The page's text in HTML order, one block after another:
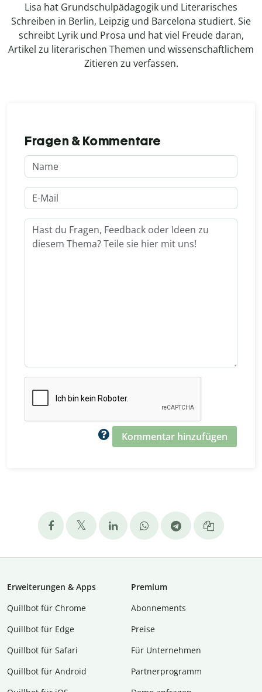
Lisa hat Grundschulpädagogik und Literarisches
Schreiben in Berlin, Leipzig und Barcelona studiert. Sie
schreibt Lyrik und Prosa und hat viel Freude daran,
Artikel zu literarischen Themen und wissenschaftlichem
Zitieren zu verfassen.
Fragen & Kommentare
Kommentar hinzufügen
Erweiterungen & Apps
Quillbot für Chrome
Quillbot für Edge
Quillbot für Safari
Quillbot für Android
Premium
Abon­ne­ments
Preise
Für Unternehmen
Partnerprogramm